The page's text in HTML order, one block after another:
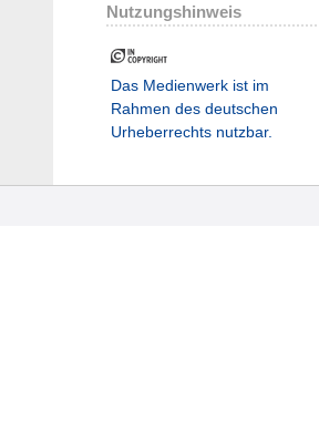
Nutzungshinweis
Das Medienwerk ist im
Rahmen des deutschen
Urheberrechts nutzbar.